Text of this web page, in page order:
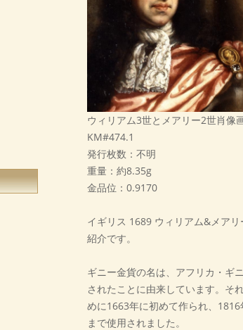
ウィリアム3世とメアリー2世肖像
KM#474.1
発行枚数：不明
重量：約8.35g
金品位：0.9170
イギリス 1689 ウィリアム&メア
紹介です。
ギニー金貨の名は、アフリカ・ギ
されたことに由来しています。そ
めに1663年に初めて作られ、
まで使用されました。